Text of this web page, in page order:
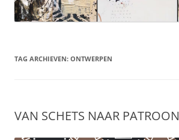
TAG ARCHIEVEN: ONTWERPEN
VAN SCHETS NAAR PATROON